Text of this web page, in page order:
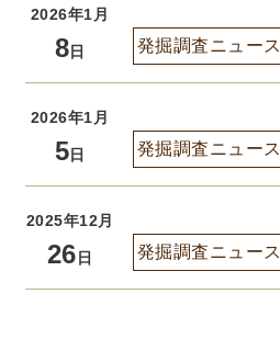
2026年1月
8日 発掘調査ニュース
2026年1月
5日 発掘調査ニュース
2025年12月
26 日 発掘調査ニュース